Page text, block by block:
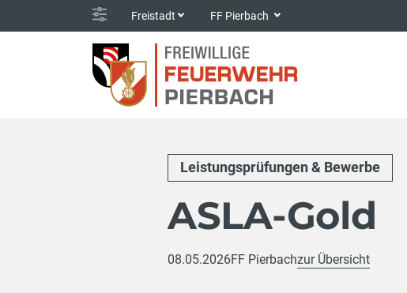
Freistadt FF Pierbach
Leistungsprüfungen & Bewerbe
ASLA-Gold
08.05.2026FF Pierbachzur Übersicht